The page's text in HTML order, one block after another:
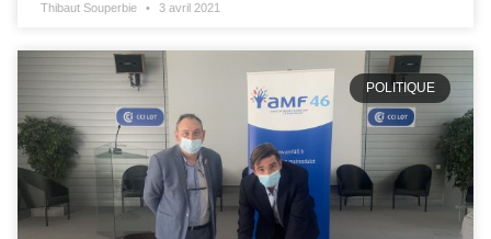
Thibaut Souperbie 3 avril 2021
POLITIQUE